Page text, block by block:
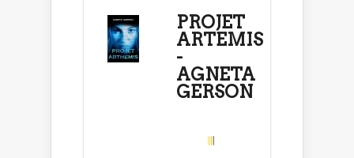
PROJET
ARTEMIS
-
AGNETA
GERSON